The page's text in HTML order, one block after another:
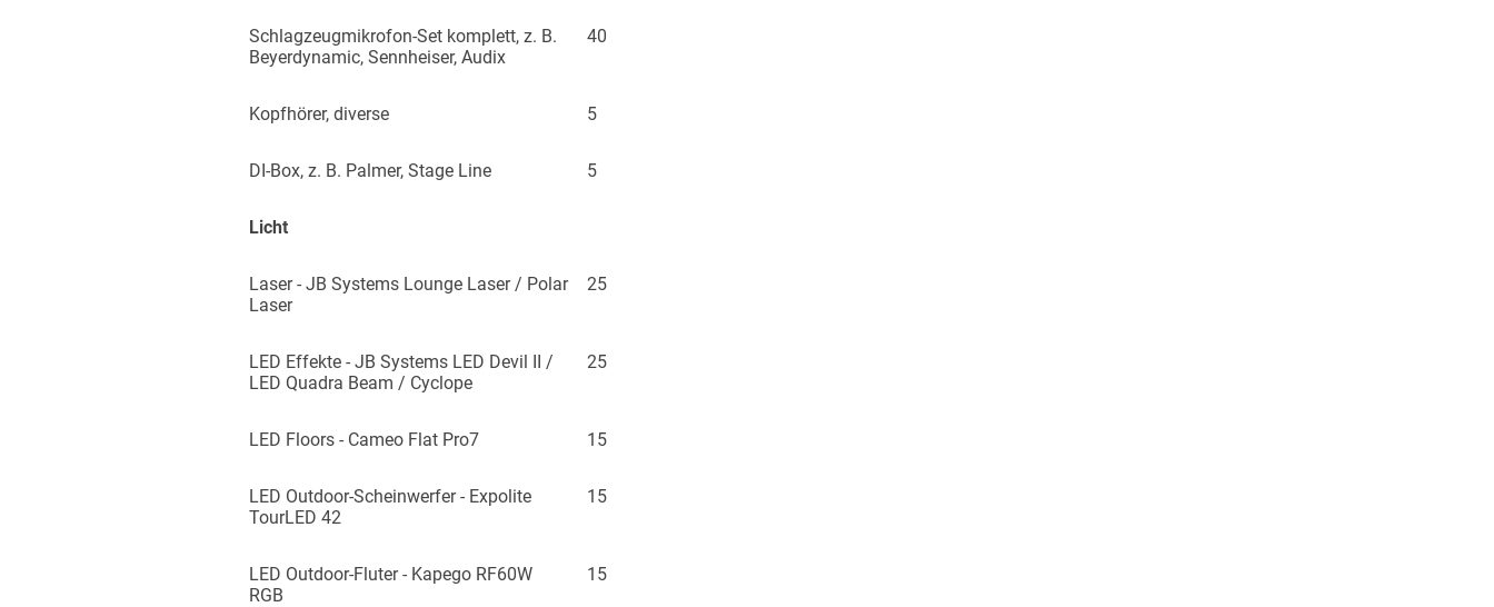
Schlagzeugmikrofon-Set komplett, z. B.
Beyerdynamic, Sennheiser, Audix
40
Kopfhörer, diverse 5
DI-Box, z. B. Palmer, Stage Line 5
Licht
Laser - JB Systems Lounge Laser / Polar
Laser
25
LED Effekte - JB Systems LED Devil II /
LED Quadra Beam / Cyclope
25
LED Floors - Cameo Flat Pro7 15
LED Outdoor-Scheinwerfer - Expolite
TourLED 42
15
LED Outdoor-Fluter - Kapego RF60W
RGB
15